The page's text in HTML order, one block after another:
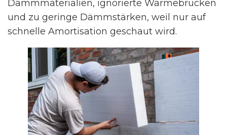
Dämmmaterialien, ignorierte Wärmebrücken
und zu geringe Dämmstärken, weil nur auf
schnelle Amortisation geschaut wird.